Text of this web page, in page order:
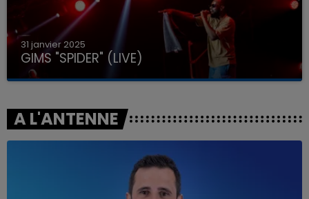
31 janvier 2025
GIMS "SPIDER" (LIVE)
A L'ANTENNE